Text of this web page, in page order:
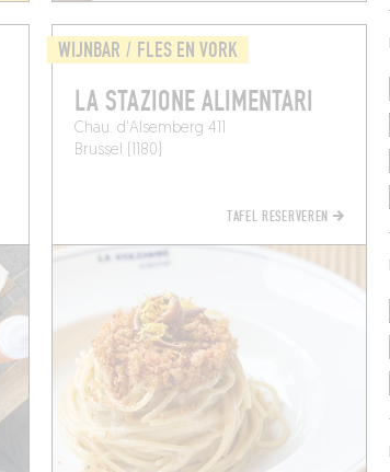
WIJNBAR / FLES EN VORK
LA STAZIONE ALIMENTARI
Chau. d'Alsemberg 411
Brussel (1180)
TAFEL RESERVEREN